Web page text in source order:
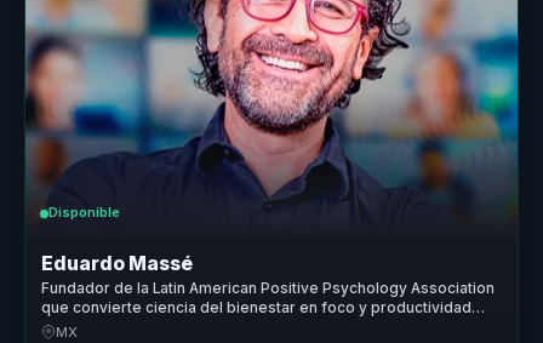
Disponible
Eduardo Massé
Fundador de la Latin American Positive Psychology Association
que convierte ciencia del bienestar en foco y productividad
para empresas y equipos.
MX